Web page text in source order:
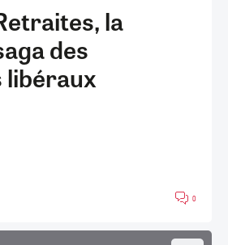
la
des
libéraux
0